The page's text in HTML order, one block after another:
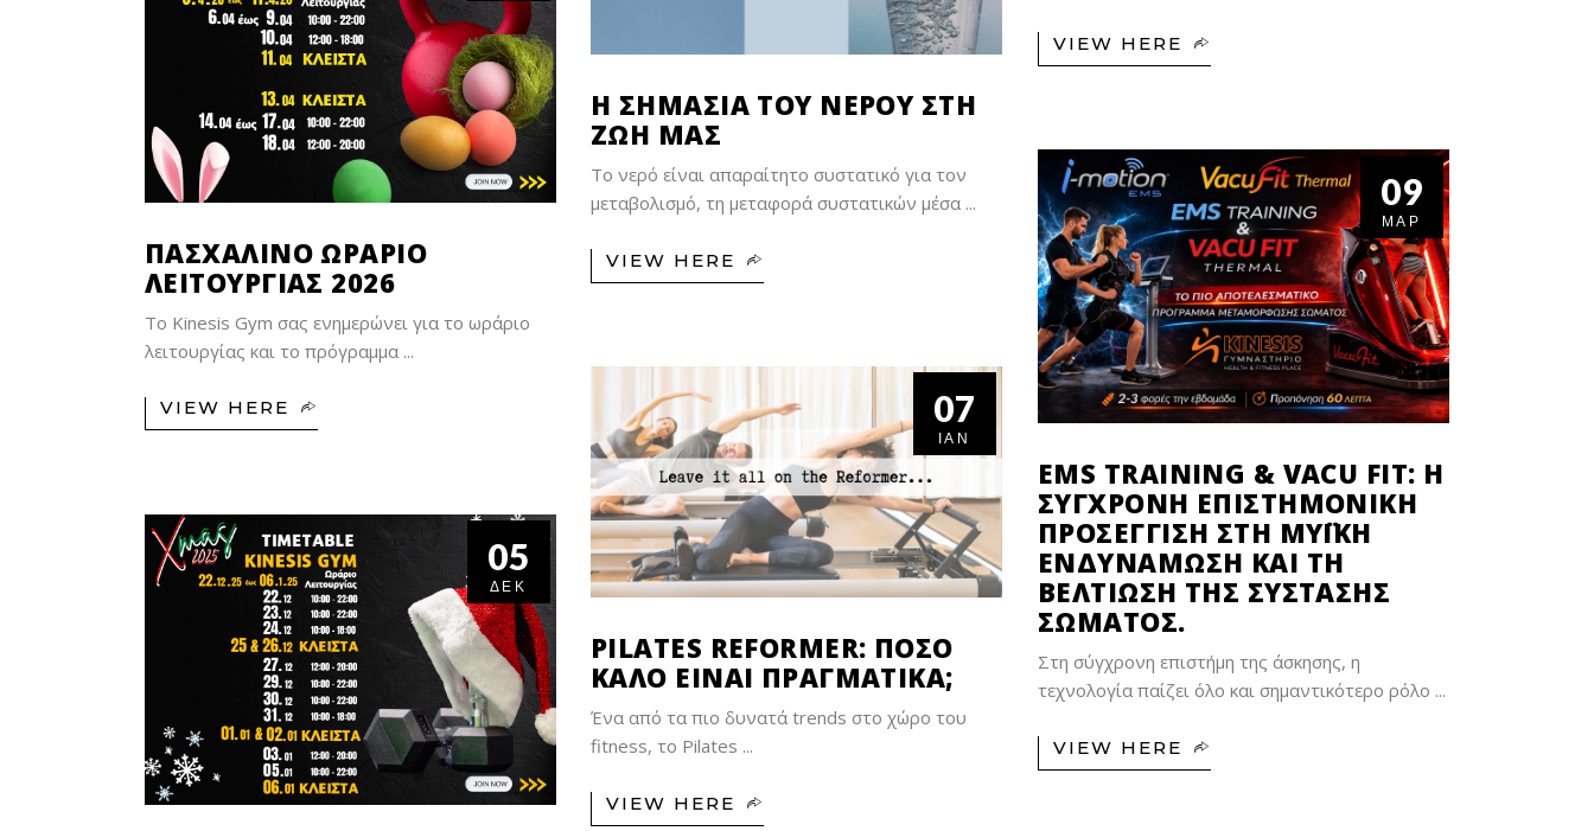
VIEW HERE
Η ΣΗΜΑΣΊΑ ΤΟΥ ΝΕΡΟΎ ΣΤΗ
ΖΩΉ ΜΑΣ
Το νερό είναι απαραίτητο συστατικό για τον
μεταβολισμό, τη μεταφορά συστατικών μέσα
VIEW HERE
ΠΑΣΧΑΛΙΝΟ ΩΡΑΡΙΟ
ΛΕΙΤΟΥΡΓΙΑΣ 2026
Το Kinesis Gym σας ενημερώνει για το ωράριο
λειτουργίας και το πρόγραμμα
VIEW HERE
09
ΜΑΡ
EMS TRAINING & VACU FIT: Η
ΣΎΓΧΡΟΝΗ ΕΠΙΣΤΗΜΟΝΙΚΉ
ΠΡΟΣΈΓΓΙΣΗ ΣΤΗ ΜΥΪΚΉ
ΕΝΔΥΝΆΜΩΣΗ ΚΑΙ ΤΗ
ΒΕΛΤΊΩΣΗ ΤΗΣ ΣΎΣΤΑΣΗΣ
ΣΏΜΑΤΟΣ.
Στη σύγχρονη επιστήμη της άσκησης, η
τεχνολογία παίζει όλο και σημαντικότερο ρόλο
VIEW HERE
07
ΙΑΝ
PILATES REFORMER: ΠΌΣΟ
ΚΑΛΌ ΕΊΝΑΙ ΠΡΑΓΜΑΤΙΚΆ;
Ένα από τα πιο δυνατά trends στο χώρο του
fitness, το Pilates
VIEW HERE
05
ΔΕΚ